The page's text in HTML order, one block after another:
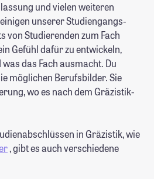
und vielen weiteren
unserer Studiengangs-
von Studierenden zum Fach
Gefühl dafür zu entwickeln,
das Fach ausmacht. Du
möglichen Berufsbilder. Sie
wo es nach dem Gräzistik-
in Gräzistik, wie
, gibt es auch verschiedene